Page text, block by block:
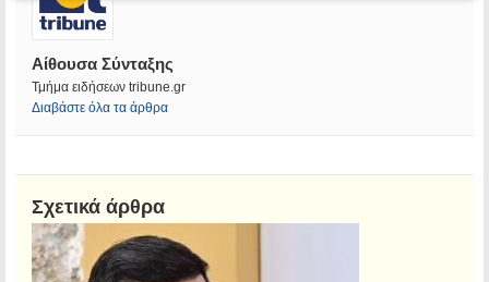
Αίθουσα Σύνταξης
Τμήμα ειδήσεων tribune.gr
Διαβάστε όλα τα άρθρα
Σχετικά άρθρα